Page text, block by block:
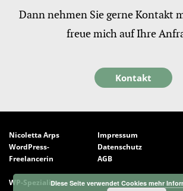
Dann nehmen Sie gerne Kontakt
freue mich auf Ihre
Kontakt
Nicoletta Arps
WordPress-
Freelancerin
WP-Spezialist
Impressum
Datenschutz
AGB
Diese Seite verwendet Cookiesmehr